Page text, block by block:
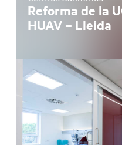
Reforma de la
HUAV – Lleida